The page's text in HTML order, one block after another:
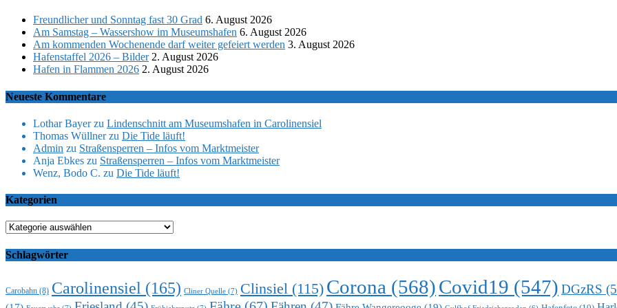
Freundlicher und Sonntag fast 30 Grad 6. August 2026
Am Samstag – Wassershow im Museumshafen 6. August 2026
Am kommenden Wochenende darf weiter gefeiert werden 3. August 2026
Hafenstaffel 2026 – Bilder 2. August 2026
Hafen in Flammen 2026 2. August 2026
Neueste Kommentare
Lothar Bayerzu Lindenschnitt am Museumshafen in Carolinensiel
Thomas Wüllnerzu Die Tide läuft!
Admin zu Straßensperren – Infos vom Marktmeister
Anja Ebkes zu Straßensperren – Infos vom Marktmeister
Wenz, Bodo C. zu Die Tide läuft!
Kategorien
Kategorien
Schlagwörter
Carobahn (8) Carolinensiel (165) Cliner Quelle (7) Clinsiel (115) Corona (568)Covid19 (547) DGzRS